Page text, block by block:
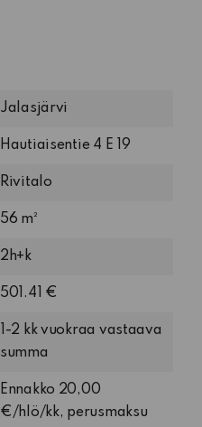
Jalasjärvi
Hautiaisentie 4 E 19
Rivitalo
56 m²
2h+k
501.41 €
1-2 kk vuokraa vastaava
summa
Ennakko 20,00
€/hlö/kk, perusmaksu